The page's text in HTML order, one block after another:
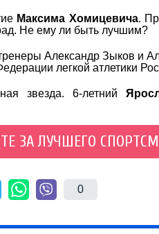
Максима Хомицевича.
Не ему ли быть лучшим?
Александр Зыков и
легкой атлетики
звезда. 6-летний
ЗА ЛУЧШЕГО
0